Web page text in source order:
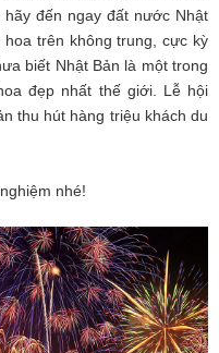
hãy đến ngay đất nước Nhật
trên không trung, cực kỳ
biết Nhật Bản là một trong
đẹp nhất thế giới. Lễ hội
thu hút hàng triệu khách du
nhé!